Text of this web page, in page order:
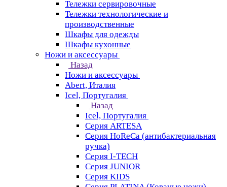
Тележки сервировочные
Тележки технологические и
производственные
Шкафы для одежды
Шкафы кухонные
Ножи и аксессуары
Назад
Ножи и аксессуары
Abert, Италия
Icel, Португалия
Назад
Icel, Португалия
Серия ARTESA
Серия HoReCa (антибактериальная
ручка)
Серия I-TECH
Серия JUNIOR
Серия KIDS